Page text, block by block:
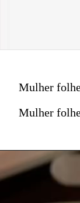
Mulher
Mulher